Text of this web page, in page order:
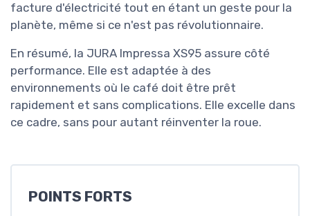
facture d'électricité tout en étant un geste pour la
planète, même si ce n'est pas révolutionnaire.
En résumé, la JURA Impressa XS95 assure côté
performance. Elle est adaptée à des
environnements où le café doit être prêt
rapidement et sans complications. Elle excelle dans
ce cadre, sans pour autant réinventer la roue.
POINTS FORTS